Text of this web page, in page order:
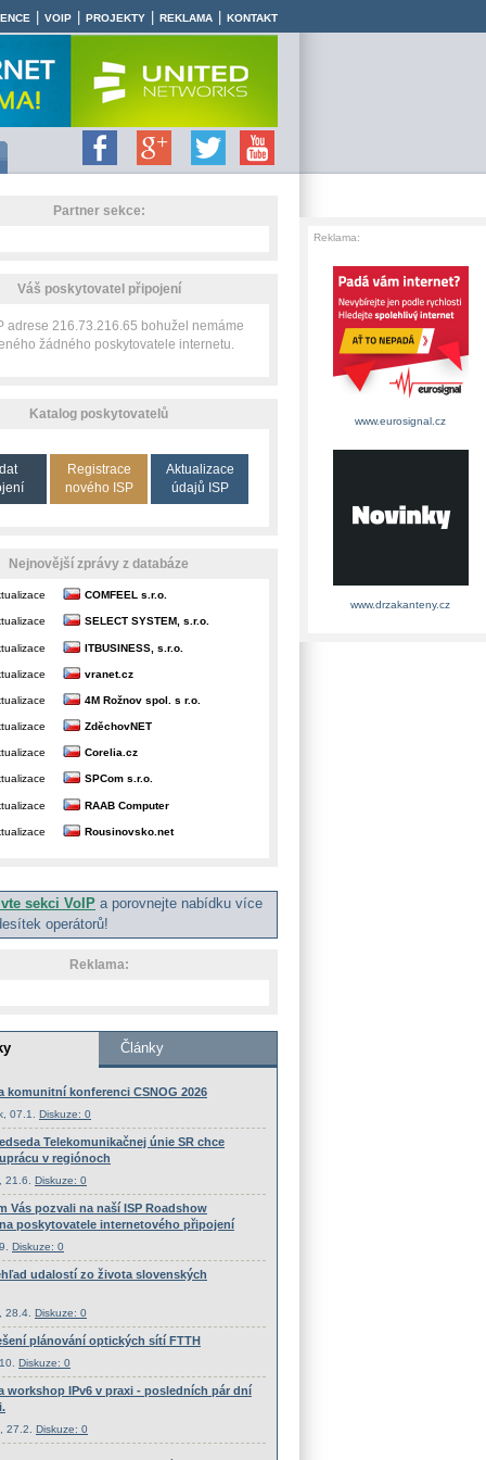
VOIP PROJEKTY REKLAMA KONTAKT
Partner sekce:
Váš poskytovatel připojení
adrese 216.73.216.65 bohužel nemáme
žádného poskytovatele internetu.
Katalog poskytovatelů
Registrace
nového ISP
Aktualizace
údajů ISP
Nejnovější zprávy z databáze
COMFEEL s.r.o.
SELECT SYSTEM, s.r.o.
ITBUSINESS, s.r.o.
vranet.cz
4M Rožnov spol. s r.o.
ZděchovNET
Corelia.cz
SPCom s.r.o.
RAAB Computer
Rousinovsko.net
sekci VoIP a porovnejte nabídku více
operátorů!
Reklama:
Reklama:
www.eurosignal.cz
www.drzakanteny.cz